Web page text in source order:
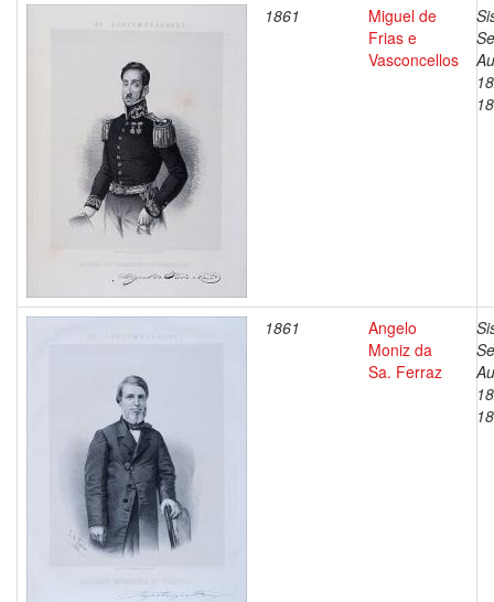
1861
Miguel de
Frias e
Vasconcellos
1861
Angelo
Moniz da
Sa. Ferraz